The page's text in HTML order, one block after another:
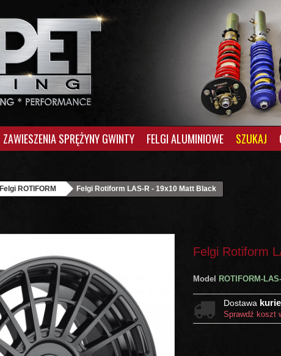
ZAWIESZENIA SPRĘŻYNY GWINTY FELGI ALUMINIOWE SZUKAJ
Felgi ROTIFORM Felgi Rotiform LAS-R - 19x10 Matt Black
Felgi Rotiform
Model ROTIFORM-
Dostawa
Sprawdź koszt